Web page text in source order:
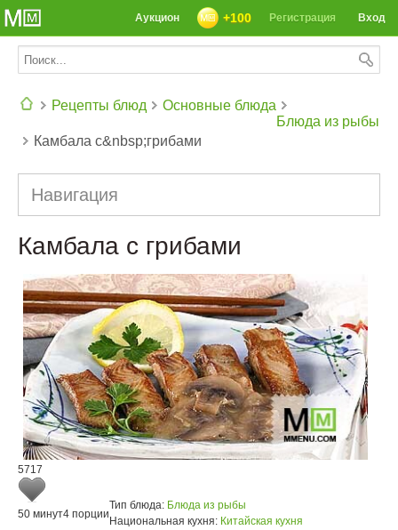
СЕГОДНЯ: 39142 РЕЦЕПТА
Вход
Регистрация
+100
Аукцион
Рецепты блюд
Основные блюда
Блюда из рыбы
Камбала с&nbsp;грибами
Навигация
Камбала с грибами
5717
50 минут4 порции
Тип блюда: Блюда из рыбы
Национальная кухня: Китайская кухня